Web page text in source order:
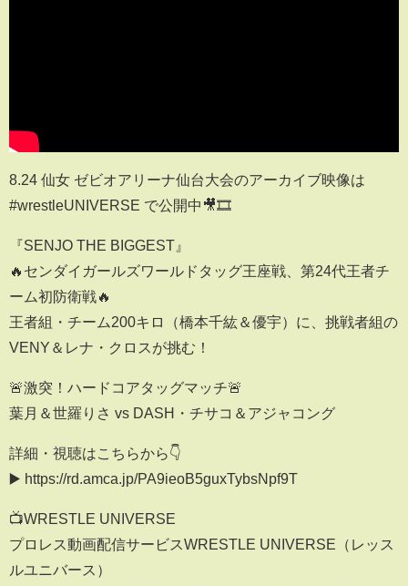
8.24 仙女 ゼビオアリーナ仙台大会のアーカイブ映像は
#wrestleUNIVERSE で公開中🎥🎞️
『SENJO THE BIGGEST』
🔥センダイガールズワールドタッグ王座戦、第24代王者チ
ーム初防衛戦🔥
王者組・チーム200キロ（橋本千紘＆優宇）に、挑戦者組の
VENY＆レナ・クロスが挑む！
🚨激突！ハードコアタッグマッチ🚨
葉月＆世羅りさ vs DASH・チサコ＆アジャコング
詳細・視聴はこちらから👇
▶️ https://rd.amca.jp/PA9ieoB5guxTybsNpf9T
📺WRESTLE UNIVERSE
プロレス動画配信サービスWRESTLE UNIVERSE（レッス
ルユニバース）